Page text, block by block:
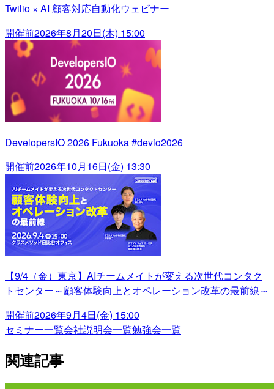
Twilio × AI 顧客対応自動化ウェビナー
開催前2026年8月20日(木) 15:00
DevelopersIO 2026 Fukuoka #devio2026
開催前2026年10月16日(金) 13:30
【9/4（金）東京】AIチームメイトが変える次世代コンタク
トセンター～顧客体験向上とオペレーション改革の最前線～
開催前2026年9月4日(金) 15:00
セミナー一覧会社説明会一覧勉強会一覧
関連記事